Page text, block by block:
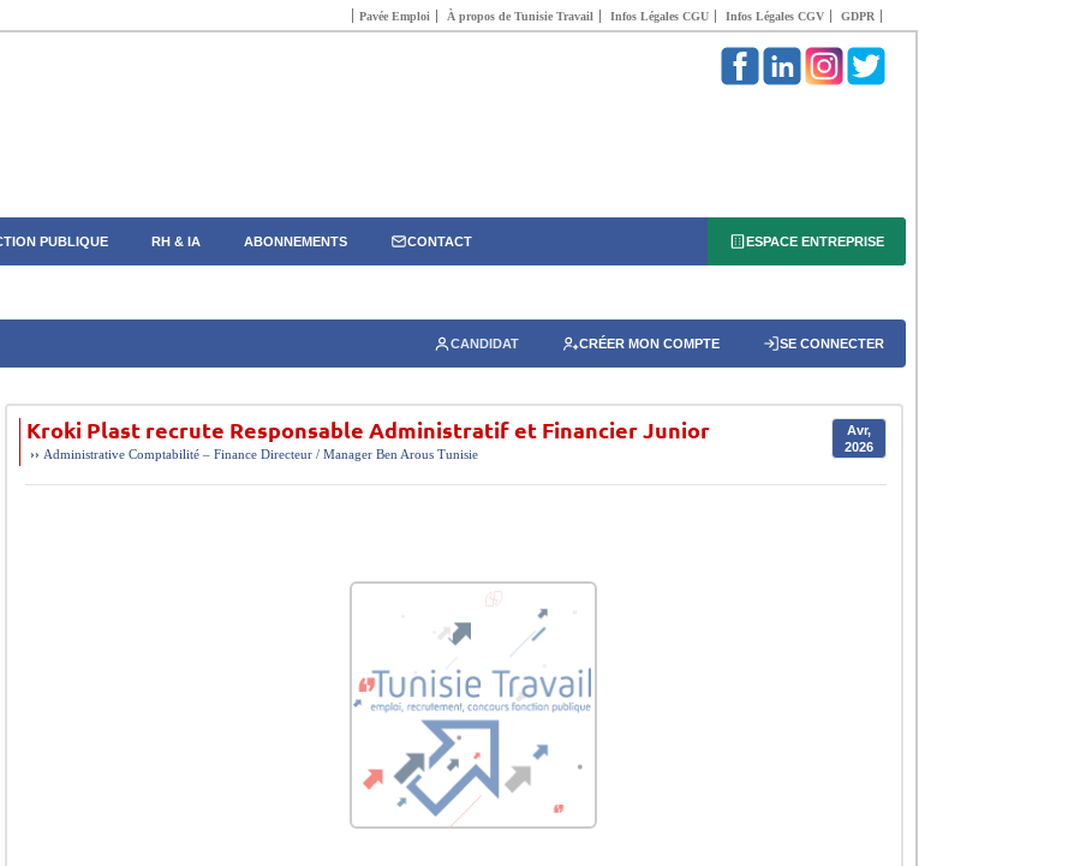
Pavée Emploi À propos de Tunisie Travail Infos Légales CGU Infos Légales CGV GDPR
PUBLIQUE RH & IA ABONNEMENTS CONTACT ESPACE ENTREPRISE
CANDIDAT CRÉER MON COMPTE SE CONNECTER
Kroki Plast recrute Responsable Administratif et Financier Junior
Avr,
2026
›› Administrative Comptabilité – Finance Directeur / Manager Ben Arous Tunisie